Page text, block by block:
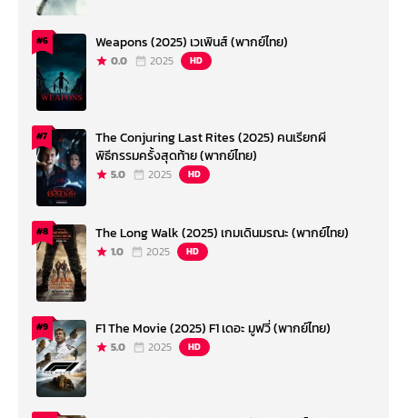
#6 Weapons (2025) เวเพินส์ (พากย์ไทย)
0.0 2025 HD
#7
The Conjuring Last Rites (2025) คนเรียกผี
พิธีกรรมครั้งสุดท้าย (พากย์ไทย)
5.0 2025 HD
#8 The Long Walk (2025) เกมเดินมรณะ (พากย์ไทย)
1.0 2025 HD
#9 F1 The Movie (2025) F1 เดอะ มูฟวี่ (พากย์ไทย)
5.0 2025 HD